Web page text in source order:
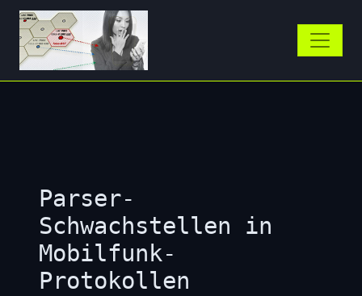
Parser-
Schwachstellen in
Mobilfunk-
Protokollen